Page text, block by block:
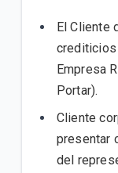
El Cliente
Empresa
Portar).
Cliente
presentar
del